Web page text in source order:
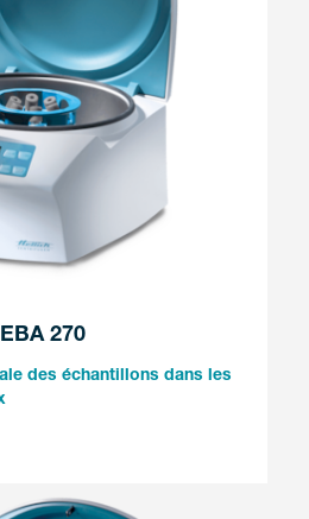
EBA 270
des échantillons dans les